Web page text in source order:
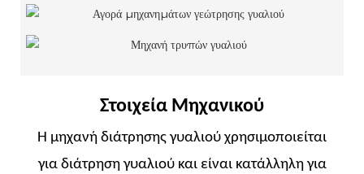
Στοιχεία Μηχανικού
Η μηχανή διάτρησης γυαλιού χρησιμοποιείται
για διάτρηση γυαλιού και είναι κατάλληλη για